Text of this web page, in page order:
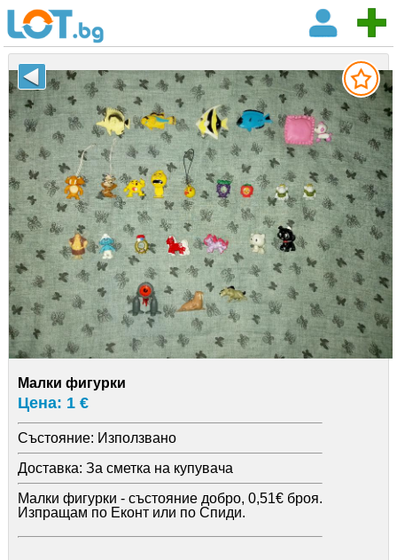
Малки фигурки
Цена: 1 €
Състояние: Използвано
Доставка: За сметка на купувача
Малки фигурки - състояние добро, 0,51€ броя.
Изпращам по Еконт или по Спиди.